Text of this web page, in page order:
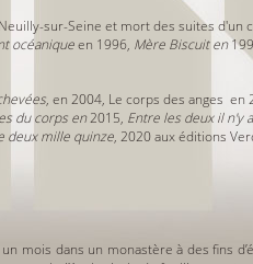
sur-Seine et mort des suites d'un
océaniqueen 1996, Mère Biscuit en
, en 2004, Le corps des anges en
du corps en2015, Entre les deux il n'y
deux mille quinze, 2020 aux éditions
mois dans un monastère à des fins